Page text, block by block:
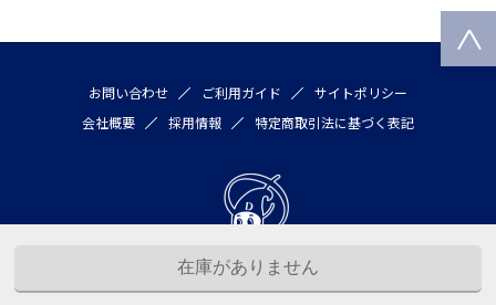
お問い合わせ ご利用ガイド
サイトポリシー
会社概要
採用情報 特定商取引法に基づく表記
Copyright © 2020 by DULTON COMPANY LIMITED All rights reserved